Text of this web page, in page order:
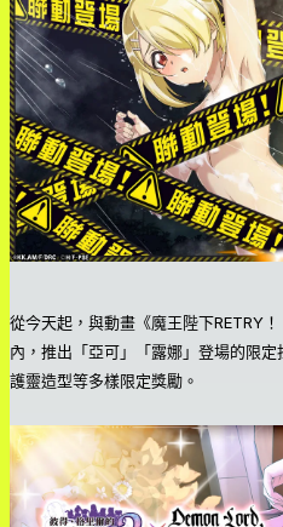
從今天起，與動畫《魔王陛下RETRY
內，推出「亞可」「露娜」登場的限
護靈造型等多樣限定獎勵。